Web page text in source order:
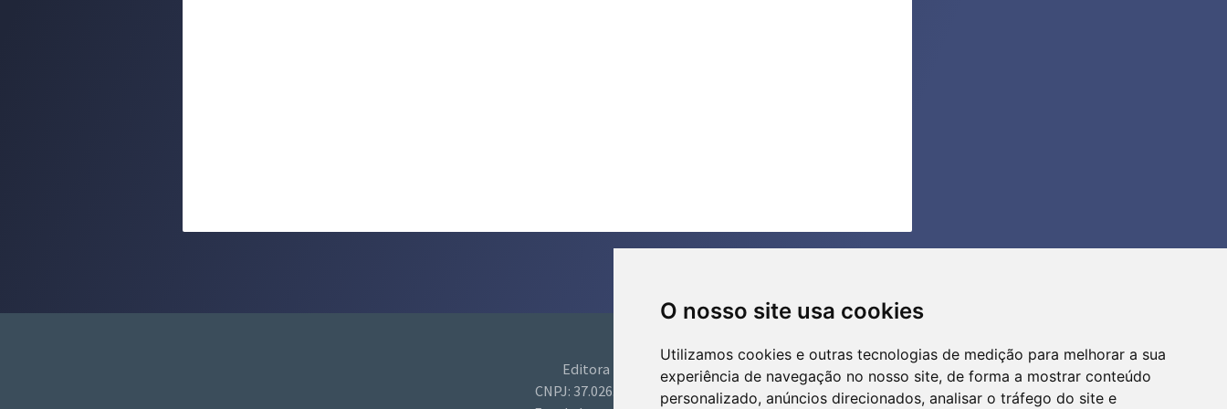
O nosso site usa cookies
Utilizamos cookies e outras tecnologias de medição para melhorar a sua
experiência de navegação no nosso site, de forma a mostrar conteúdo
personalizado, anúncios direcionados, analisar o tráfego do site e
Editora Moan
CNPJ: 37.026.753/0001-86